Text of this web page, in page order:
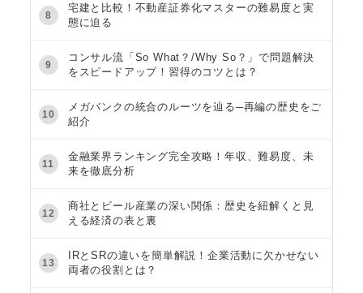
8
宅建と比較！不動産証券化マスターの難易度と実
態に迫る
9
コンサル流「So What？/Why So？」で問題解決
をスピードアップ！習得のコツとは？
10
メガバンクの統合のルーツを辿る─再編の歴史をご
紹介
11
金融業界ランキング完全攻略！年収、難易度、未
来を徹底分析
12
商社とビール産業の深い関係：歴史を紐解くと見
える経済の表と裏
13
IRとSRの違いを簡単解説！企業活動に欠かせない
両者の役割とは？